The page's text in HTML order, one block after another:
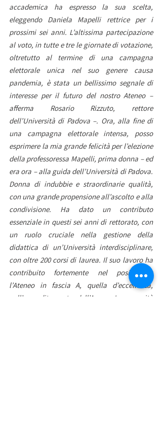
accademica ha espresso la sua scelta,
eleggendo Daniela Mapelli rettrice per i
prossimi sei anni. L’altissima partecipazione
al voto, in tutte e tre le giornate di votazione,
oltretutto al termine di una campagna
elettorale unica nel suo genere causa
pandemia, è stata un bellissimo segnale di
interesse per il futuro del nostro Ateneo –
afferma Rosario Rizzuto, rettore
dell’Università di Padova –. Ora, alla fine di
una campagna elettorale intensa, posso
esprimere la mia grande felicità per l’elezione
della professoressa Mapelli, prima donna – ed
era ora – alla guida dell’Università di Padova.
Donna di indubbie e straordinarie qualità,
con una grande propensione all’ascolto e alla
condivisione. Ha dato un contributo
essenziale in questi sei anni di rettorato, con
un ruolo cruciale nella gestione della
didattica di un’Università interdisciplinare,
con oltre 200 corsi di laurea. Il suo lavoro ha
contribuito fortemente nel posizionare
l’Ateneo in fascia A, quella d’eccellenza,
nell’accreditamento dell’Anvur. Le capacità